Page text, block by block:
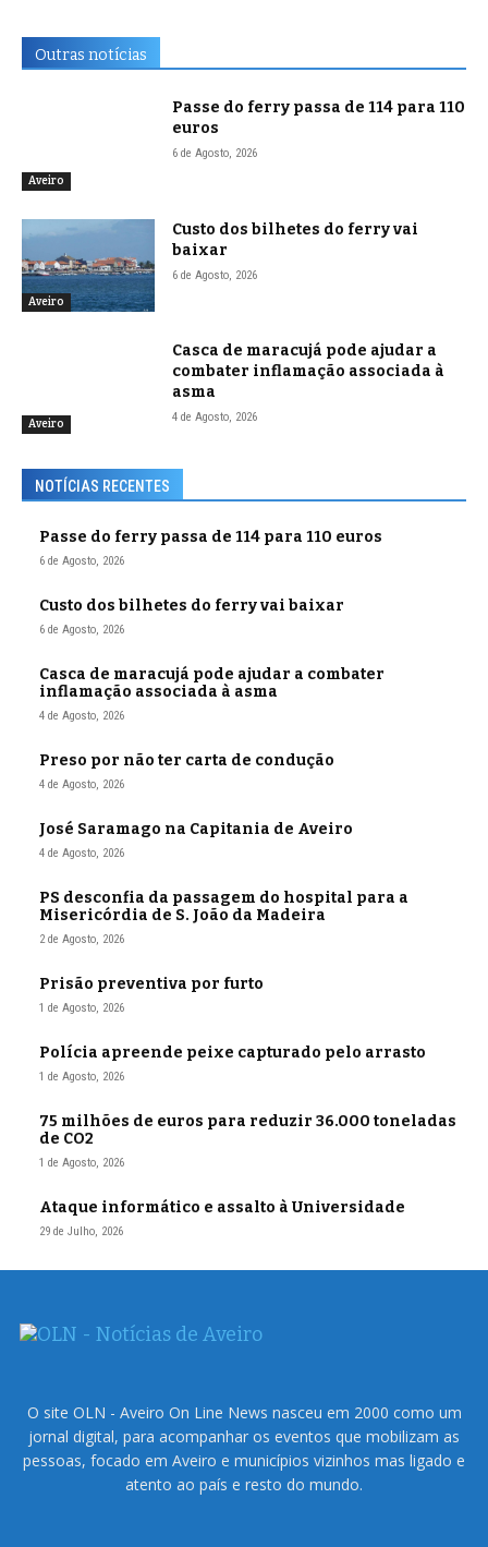
Outras notícias
Aveiro
Passe do ferry passa de 114 para 110
euros
6 de Agosto, 2026
Aveiro
Custo dos bilhetes do ferry vai
baixar
6 de Agosto, 2026
Aveiro
Casca de maracujá pode ajudar a
combater inflamação associada à
asma
4 de Agosto, 2026
NOTÍCIAS RECENTES
Passe do ferry passa de 114 para 110 euros
6 de Agosto, 2026
Custo dos bilhetes do ferry vai baixar
6 de Agosto, 2026
Casca de maracujá pode ajudar a combater
inflamação associada à asma
4 de Agosto, 2026
Preso por não ter carta de condução
4 de Agosto, 2026
José Saramago na Capitania de Aveiro
4 de Agosto, 2026
PS desconfia da passagem do hospital para a
Misericórdia de S. João da Madeira
2 de Agosto, 2026
Prisão preventiva por furto
1 de Agosto, 2026
Polícia apreende peixe capturado pelo arrasto
1 de Agosto, 2026
75 milhões de euros para reduzir 36.000 toneladas
de CO2
1 de Agosto, 2026
Ataque informático e assalto à Universidade
29 de Julho, 2026
O site OLN - Aveiro On Line News nasceu em 2000 como um
jornal digital, para acompanhar os eventos que mobilizam as
pessoas, focado em Aveiro e municípios vizinhos mas ligado e
atento ao país e resto do mundo.